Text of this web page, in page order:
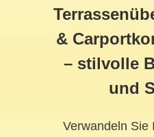
&
– stilvolle
und
Verwandeln Sie